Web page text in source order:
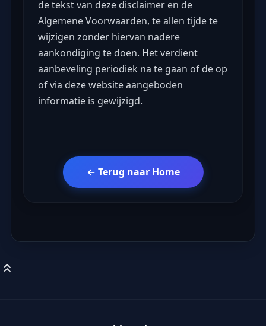
de tekst van deze disclaimer en de
Algemene Voorwaarden, te allen tijde te
wijzigen zonder hiervan nadere
aankondiging te doen. Het verdient
aanbeveling periodiek na te gaan of de op
of via deze website aangeboden
informatie is gewijzigd.
← Terug naar Home